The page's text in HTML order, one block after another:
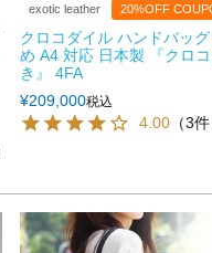
exotic leather 20%OFF
クロコダイル ハンドバッ
め A4 対応 日本製 『クロ
き』 4FA
¥209,000税込
4.00 （3件